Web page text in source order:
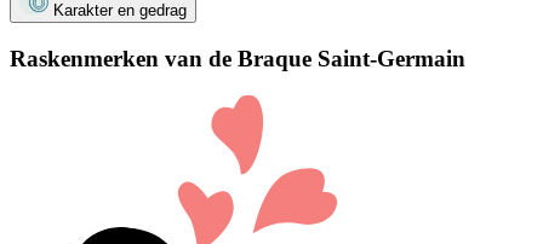
Karakter en gedrag
Raskenmerken van de Braque Saint-Germain